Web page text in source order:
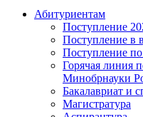
Абитуриентам
Поступление
Поступление в
Поступление
Горячая линия
Минобрнауки
Бакалавриат и
Магистратура